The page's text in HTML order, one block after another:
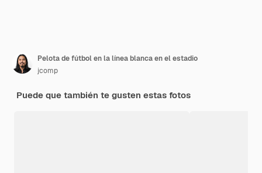
Pelota de fútbol en la línea blanca en el estadio
jcomp
Puede que también te gusten estas fotos